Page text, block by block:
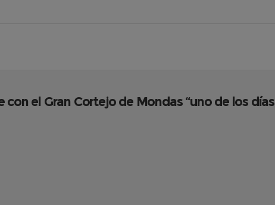
con el Gran Cortejo de Mondas “uno de los días